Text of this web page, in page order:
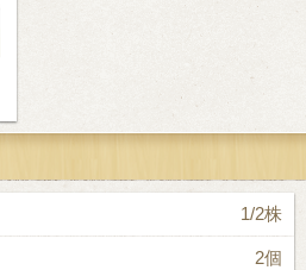
1/2株
2個